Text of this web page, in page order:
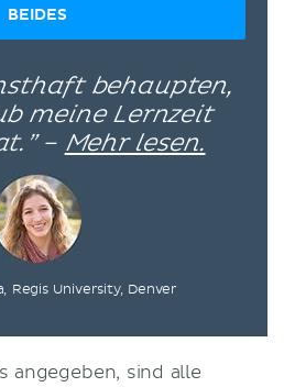
BEIDES
behaupten,
meine Lernzeit
– Mehr lesen.
Regis University, Denver
angegeben, sind alle